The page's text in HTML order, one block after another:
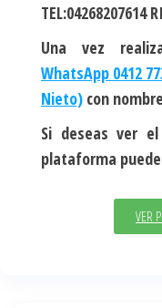
TEL:04268207614
Una vez
WhatsApp 0412
Nieto) con
Si deseas ver
plataforma
VER